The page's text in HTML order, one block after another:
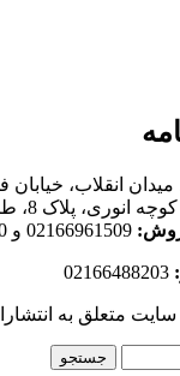
میدان انقلاب،
پلاک 8، طبقه دوم
02166961509 و 02166497050
متعلق به
جستجو